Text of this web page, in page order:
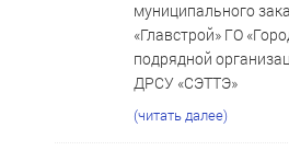
муниципального
«Главстрой» ГО
подрядной
ДРСУ «СЭТТЭ»
(читать далее)